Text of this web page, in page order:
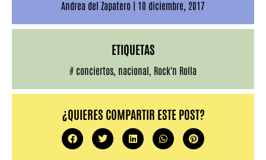
Andrea del Zapatero | 10 diciembre, 2017
ETIQUETAS
# conciertos nacional Rock'n Rolla
¿QUIERES COMPARTIR ESTE POST?